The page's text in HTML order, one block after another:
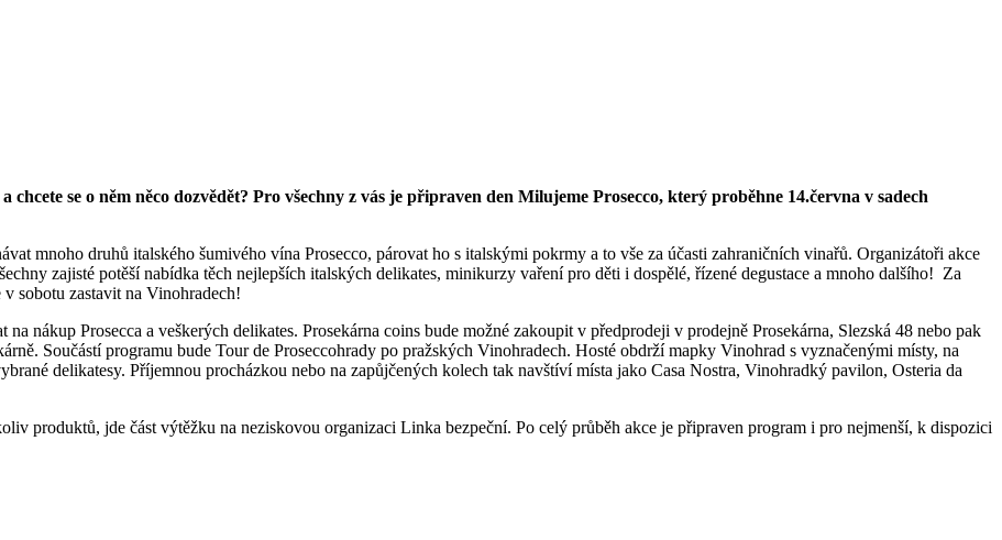
chcete se o něm něco dozvědět? Pro všechny z vás je připraven den Milujeme Prosecco, který proběhne 14.června v sadech
mnoho druhů italského šumivého vína Prosecco, párovat ho s italskými pokrmy a to vše za účasti zahraničních vinařů. Organizátoři akce
zajisté potěší nabídka těch nejlepších italských delikates, minikurzy vaření pro děti i dospělé, řízené degustace a mnoho dalšího! Za
sobotu zastavit na Vinohradech!
nákup Prosecca a veškerých delikates. Prosekárna coins bude možné zakoupit v předprodeji v prodejně Prosekárna, Slezská 48 nebo pak
Součástí programu bude Tour de Proseccohrady po pražských Vinohradech. Hosté obdrží mapky Vinohrad s vyznačenými místy, na
delikatesy. Příjemnou procházkou nebo na zapůjčených kolech tak navštíví místa jako Casa Nostra, Vinohradký pavilon, Osteria da
produktů, jde část výtěžku na neziskovou organizaci Linka bezpeční. Po celý průběh akce je připraven program i pro nejmenší, k dispozici